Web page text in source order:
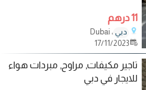
11 درهم
دبي ، Dubai
17/11/2023
تاجير مكيفات, مراوح, مبردات هواء
للايجار في دبي